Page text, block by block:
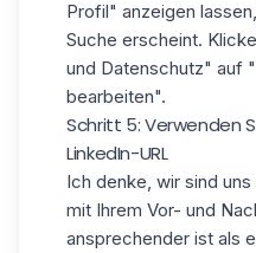
Profil" anzeigen
Suche erscheint.
und Datenschutz" auf
bearbeiten".
Schritt 5: Verwenden
LinkedIn-URL
Ich denke, wir sind
mit Ihrem Vor- und
ansprechender ist als